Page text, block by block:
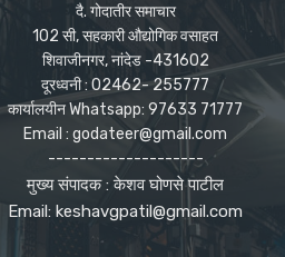
दै. गोदातीर समाचार
102 सी, सहकारी औद्योगिक वसाहत
शिवाजीनगर, नांदेड -431602
दूरध्वनी : 02462- 255777
कार्यालयीन Whatsapp: 97633 71777
Email : godateer@gmail.com
--------------------
मुख्य संपादक : केशव घोणसे पाटील
Email: keshavgpatil@gmail.com